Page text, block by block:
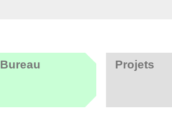
Bureau Projets